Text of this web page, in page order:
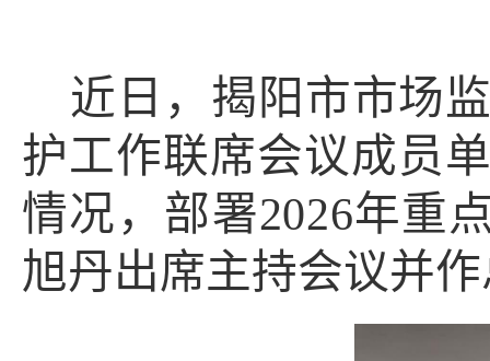
近日， 揭阳市市场
护工作联席会议成员
情况，部署2026年重
旭丹出席主持会议并